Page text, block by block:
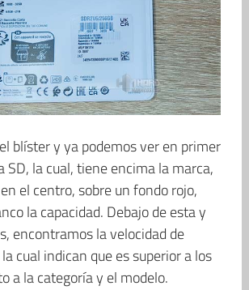
blíster y ya podemos ver en primer
SD, la cual, tiene encima la marca,
el centro, sobre un fondo rojo,
la capacidad. Debajo de esta y
encontramos la velocidad de
cual indican que es superior a los
a la categoría y el modelo.